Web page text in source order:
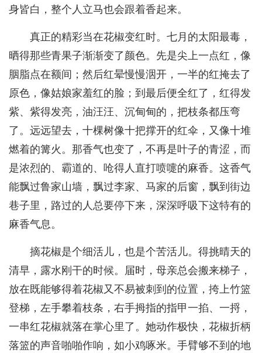
身皆白，整个人立马也会跟着香起来。
真正的精彩当在花椒变红时。七月的太阳最毒，
晒得那些青果子渐渐变了颜色。先是尖上一点红，像
胭脂点在额间；然后红晕慢慢洇开，一半的红掩去了
原色，像姑娘家羞红的脸；到最后便全红了，红得发
紫、紫得发亮，油汪汪、沉甸甸的，把枝条都压弯
了。远远望去，十棵树像十把撑开的红伞，又像十堆
燃着的篝火。那香气也变了，不再是叶子的青涩，而
是浓烈的、霸道的、呛得人直打喷嚏的麻香。这香气
能飘过鲁家山墙，飘过李家、马家的后窗，飘到街边
巷子里，路过的人总要停下来，深深呼吸下这特有的
麻香气息。
摘花椒是个细活儿，也是个苦活儿。得挑晴天的
清早，露水刚干的时候。届时，母亲总会搬来梯子，
放在既能够得着花椒又不易被刺到的位置，挎上竹篮
登梯，左手攀着枝条，右手拇指的指甲一掐、一捋，
一串红花椒就落在掌心里了。她动作极快，花椒折柄
落篮的声音啪啪作响，如小鸡啄米。手臂够不到的地